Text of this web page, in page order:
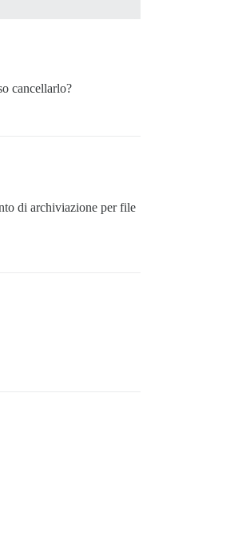
cancellarlo?
di archiviazione per file